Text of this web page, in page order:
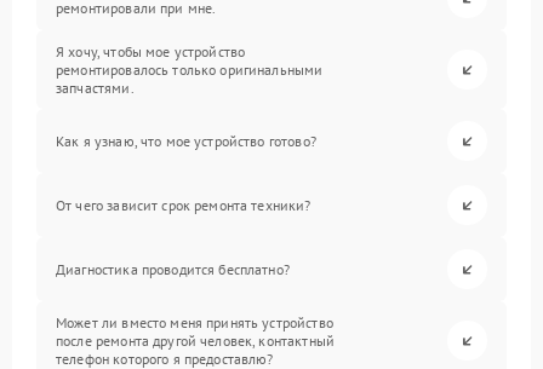
ремонтировали при мне.
Я хочу, чтобы мое устройство
ремонтировалось только оригинальными
запчастями.
Как я узнаю, что мое устройство готово?
От чего зависит срок ремонта техники?
Диагностика проводится бесплатно?
Может ли вместо меня принять устройство
после ремонта другой человек, контактный
телефон которого я предоставлю?